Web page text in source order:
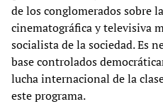
de los conglomerados sobre
cinematográfica y televisiva
socialista de la sociedad. Es
base controlados
lucha internacional de la
este programa.